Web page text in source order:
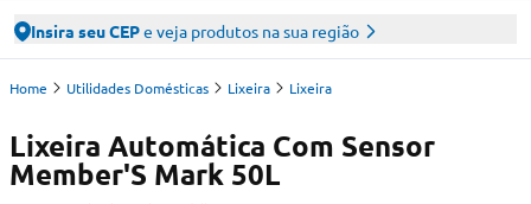
Insira seu CEPe veja produtos na sua região
Home Utilidades Domésticas Lixeira Lixeira
Lixeira Automática Com Sensor
Member'S Mark 50L